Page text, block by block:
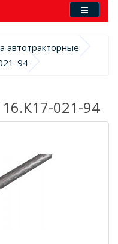
автотракторные
94
021-94